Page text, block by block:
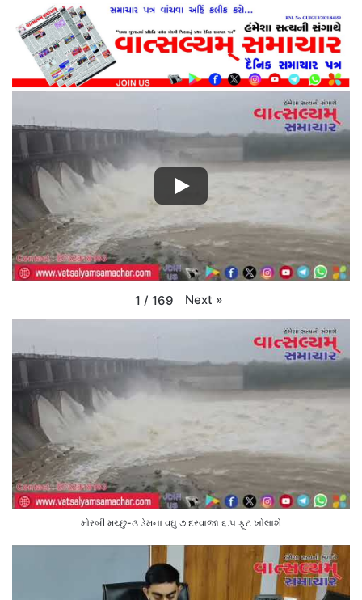
1 / 169 Next »
મોરબી મચ્છુ-૩ ડેમના વઘુ ૭ દરવાજા ૬.૫ ફૂટ ખોલાશે